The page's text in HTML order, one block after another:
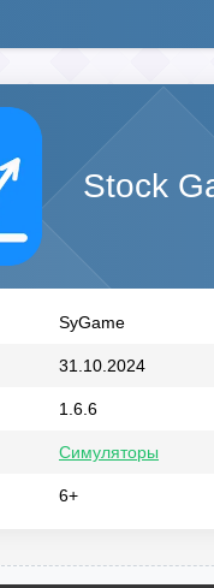
Stock
SyGame
31.10.2024
1.6.6
Симуляторы
6+